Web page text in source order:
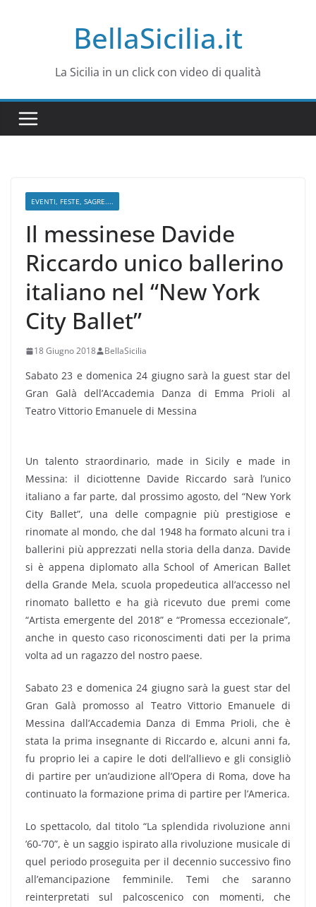
BellaSicilia.it
La Sicilia in un click con video di qualità
EVENTI, FESTE, SAGRE....
Il messinese Davide
Riccardo unico ballerino
italiano nel “New York
City Ballet”
18 Giugno 2018 BellaSicilia
Sabato 23 e domenica 24 giugno sarà la guest star del
Gran Galà dell’Accademia Danza di Emma Prioli al
Teatro Vittorio Emanuele di Messina
Un talento straordinario, made in Sicily e made in
Messina: il diciottenne Davide Riccardo sarà l’unico
italiano a far parte, dal prossimo agosto, del “New York
City Ballet”, una delle compagnie più prestigiose e
rinomate al mondo, che dal 1948 ha formato alcuni tra i
ballerini più apprezzati nella storia della danza. Davide
si è appena diplomato alla School of American Ballet
della Grande Mela, scuola propedeutica all’accesso nel
rinomato balletto e ha già ricevuto due premi come
“Artista emergente del 2018” e “Promessa eccezionale”,
anche in questo caso riconoscimenti dati per la prima
volta ad un ragazzo del nostro paese.
Sabato 23 e domenica 24 giugno sarà la guest star del
Gran Galà promosso al Teatro Vittorio Emanuele di
Messina dall’Accademia Danza di Emma Prioli, che è
stata la prima insegnante di Riccardo e, alcuni anni fa,
fu proprio lei a capire le doti dell’allievo e gli consigliò
di partire per un’audizione all’Opera di Roma, dove ha
continuato la formazione prima di partire per l’America.
Lo spettacolo, dal titolo “La splendida rivoluzione anni
’60-’70”, è un saggio ispirato alla rivoluzione musicale di
quel periodo proseguita per il decennio successivo fino
all’emancipazione femminile. Temi che saranno
reinterpretati sul palcoscenico con momenti, che